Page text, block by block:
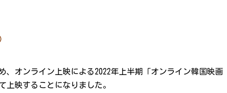
オンライン上映による2022年上半期「オンライン韓国映画
映することになりました。